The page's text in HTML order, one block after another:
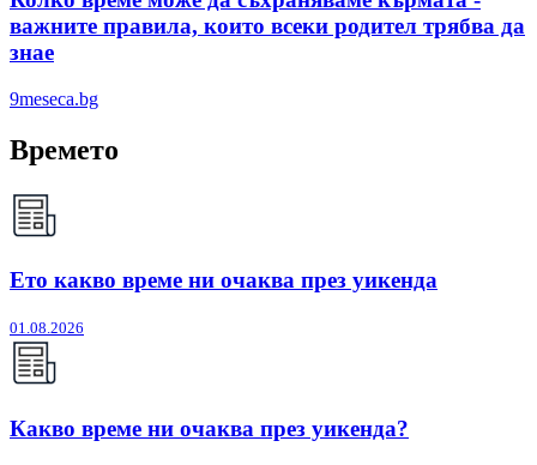
важните правила, които всеки родител трябва да
знае
9meseca.bg
Времето
Ето какво време ни очаква през уикенда
01.08.2026
Какво време ни очаква през уикенда?